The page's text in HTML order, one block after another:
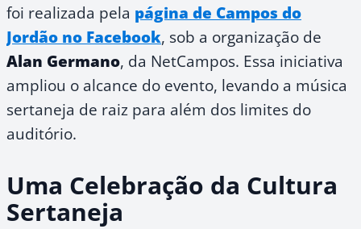
foi realizada pela página de Campos do
Jordão no Facebook, sob a organização de
Alan Germano, da NetCampos. Essa iniciativa
ampliou o alcance do evento, levando a música
sertaneja de raiz para além dos limites do
auditório.
Uma Celebração da Cultura
Sertaneja